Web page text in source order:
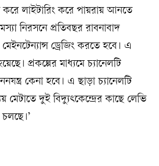
করে লাইটারিং করে পায়রায় আনতে
নিরসনে প্রতিবছর রাবনাবাদ
মেইনটেন্যান্স ড্রেজিং করতে হবে। এ
প্রকল্পের মাধ্যমে চ্যানেলটি
কেনা হবে। এ ছাড়া চ্যানেলটি
মেটাতে দুই বিদ্যুৎকেন্দ্রের কাছে লেভি